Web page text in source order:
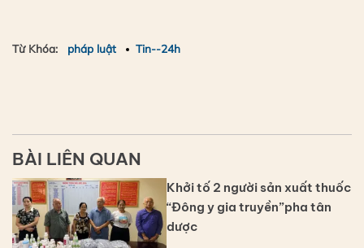
Từ Khóa: pháp luật Tin--24h
BÀI LIÊN QUAN
Khởi tố 2 người sản xuất thuốc
“Đông y gia truyền”pha tân
dược